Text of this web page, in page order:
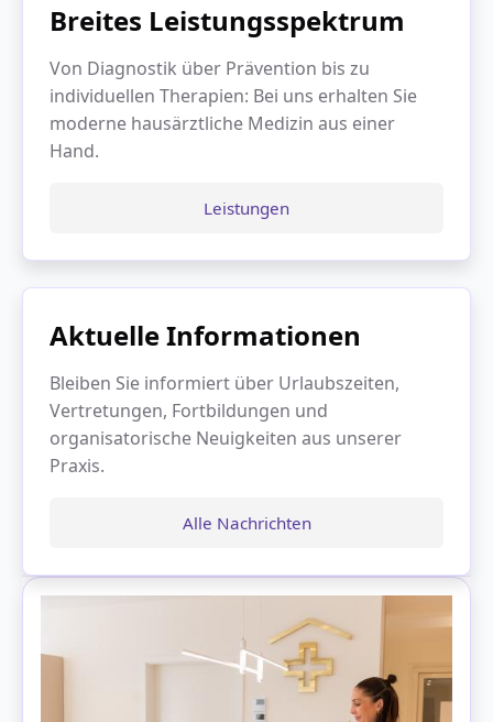
Breites Leistungsspektrum
Von Diagnostik über Prävention bis zu
individuellen Therapien: Bei uns erhalten Sie
moderne hausärztliche Medizin aus einer
Hand.
Leistungen
Aktuelle Informationen
Bleiben Sie informiert über Urlaubszeiten,
Vertretungen, Fortbildungen und
organisatorische Neuigkeiten aus unserer
Praxis.
Alle Nachrichten